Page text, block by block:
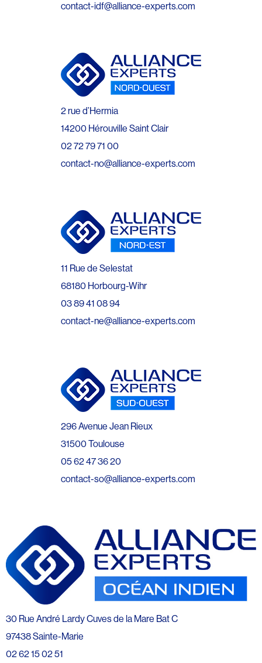
contact-idf@alliance-experts.com
2 rue d’Hermia
14200 Hérouville Saint Clair
02 72 79 71 00
contact-no@alliance-experts.com
11 Rue de Selestat
68180 Horbourg-Wihr
03 89 41 08 94
contact-ne@alliance-experts.com
296 Avenue Jean Rieux
31500 Toulouse
05 62 47 36 20
contact-so@alliance-experts.com
30 Rue André Lardy Cuves de la Mare Bat C
97438 Sainte-Marie
02 62 15 02 51